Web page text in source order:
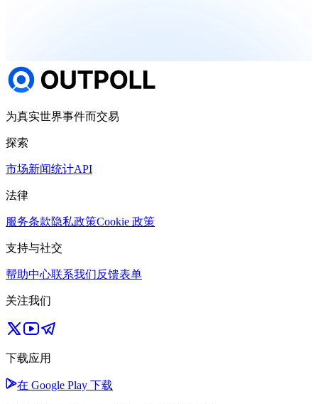
为真实世界事件而交易
探索
市场新闻统计API
法律
服务条款隐私政策Cookie 政策
支持与社交
帮助中心联系我们反馈表单
关注我们
下载应用
在 Google Play 下载